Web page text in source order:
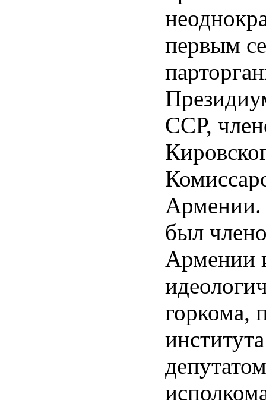
первым
ССР,
Армении.
был
Армении
горкома,